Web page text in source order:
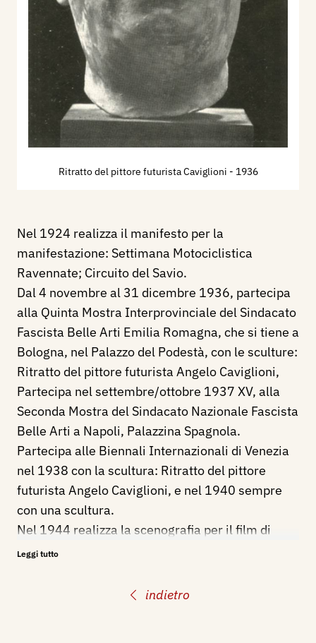
indietro
Ritratto del pittore futurista Caviglioni - 1936
Nel 1924 realizza il manifesto per la
manifestazione: Settimana Motociclistica
Ravennate; Circuito del Savio.
Dal 4 novembre al 31 dicembre 1936, partecipa
alla Quinta Mostra Interprovinciale del Sindacato
Fascista Belle Arti Emilia Romagna, che si tiene a
Bologna, nel Palazzo del Podestà, con le sculture:
Ritratto del pittore futurista Angelo Caviglioni,
Partecipa nel settembre/ottobre 1937 XV, alla
Seconda Mostra del Sindacato Nazionale Fascista
Belle Arti a Napoli, Palazzina Spagnola.
Partecipa alle Biennali Internazionali di Venezia
nel 1938 con la scultura: Ritratto del pittore
futurista Angelo Caviglioni, e nel 1940 sempre
con una scultura.
Nel 1944 realizza la scenografia per il film di
Marcello Albani: L'ultimo sogno.
Testa di bimbo, acquistata nel 1949.
Leggi tutto